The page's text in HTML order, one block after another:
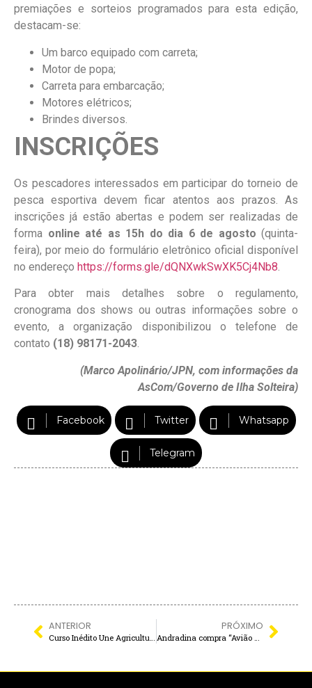
premiações e sorteios programados para esta edição,
destacam-se:
Um barco equipado com carreta;
Motor de popa;
Carreta para embarcação;
Motores elétricos;
Brindes diversos.
INSCRIÇÕES
Os pescadores interessados em participar do torneio de
pesca esportiva devem ficar atentos aos prazos. As
inscrições já estão abertas e podem ser realizadas de
forma online até as 15h do dia 6 de agosto (quinta-
feira), por meio do formulário eletrônico oficial disponível
no endereço https://forms.gle/dQNXwkSwXK5Cj4Nb8.
Para obter mais detalhes sobre o regulamento,
cronograma dos shows ou outras informações sobre o
evento, a organização disponibilizou o telefone de
contato (18) 98171-2043.
(Marco Apolinário/JPN, com informações da
AsCom/Governo de Ilha Solteira)
Facebook Twitter Whatsapp
Telegram
ANTERIOR
Curso Inédito Une Agricultura Familiar e Gastronomia em Castilho
PRÓXIMO
Andradina compra “Avião Sem Asas” de R$ 1,5 MILHÃO para transporte de pacientes e ações multiuso